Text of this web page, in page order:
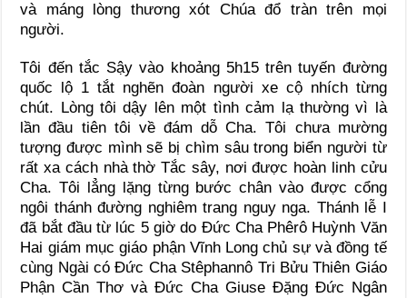
và máng lòng thương xót Chúa đổ tràn trên mọi
người.
Tôi đến tắc Sậy vào khoảng 5h15 trên tuyến đường
quốc lộ 1 tắt nghẽn đoàn người xe cộ nhích từng
chút. Lòng tôi dậy lên một tình cảm lạ thường vì là
lần đầu tiên tôi về đám dỗ Cha. Tôi chưa mường
tượng được mình sẽ bị chìm sâu trong biển người từ
rất xa cách nhà thờ Tắc sây, nơi được hoàn linh cửu
Cha. Tôi lẳng lặng từng bước chân vào được cổng
ngôi thánh đường nghiêm trang nguy nga. Thánh lễ I
đã bắt đầu từ lúc 5 giờ do Đức Cha Phêrô Huỳnh Văn
Hai giám mục giáo phận Vĩnh Long chủ sự và đồng tế
cùng Ngài có Đức Cha Stêphannô Tri Bửu Thiên Giáo
Phận Cần Thơ và Đức Cha Giuse Đặng Đức Ngân